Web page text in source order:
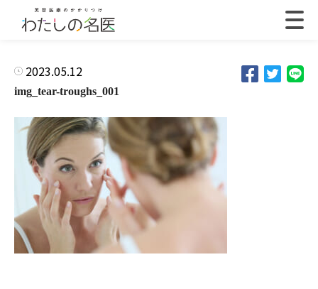
2023.05.12
img_tear-troughs_001